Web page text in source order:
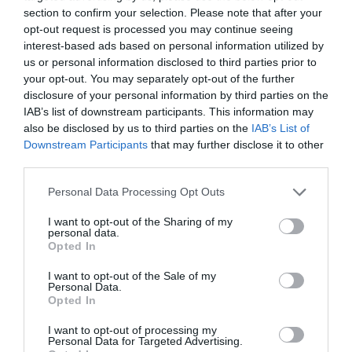
section to confirm your selection. Please note that after your
opt-out request is processed you may continue seeing
interest-based ads based on personal information utilized by
us or personal information disclosed to third parties prior to
your opt-out. You may separately opt-out of the further
disclosure of your personal information by third parties on the
IAB’s list of downstream participants. This information may
also be disclosed by us to third parties on the IAB’s List of
Downstream Participants that may further disclose it to other
Personal Data Processing Opt Outs
I want to opt-out of the Sharing of my
personal data.
Opted In
I want to opt-out of the Sale of my
Personal Data.
Opted In
I want to opt-out of processing my
Personal Data for Targeted Advertising.
"Todos tenemos el deber de mitigar los impactos
negativos que tiene el turismo, incluyendo los
medioambientales", reconocen desde la industria,
que reclaman pero políticas "basadas en
evidencias".
Así, protestan que, por ejemplo, los vehículos
turísticos contaminan menos que los privados,
pero que su apariencia, como es el caso de los
calles, los hace "más visibles".
No hay un modelo único
Preguntado sobre qué ciudades europeas
pueden ser un modelo turístico a seguir por